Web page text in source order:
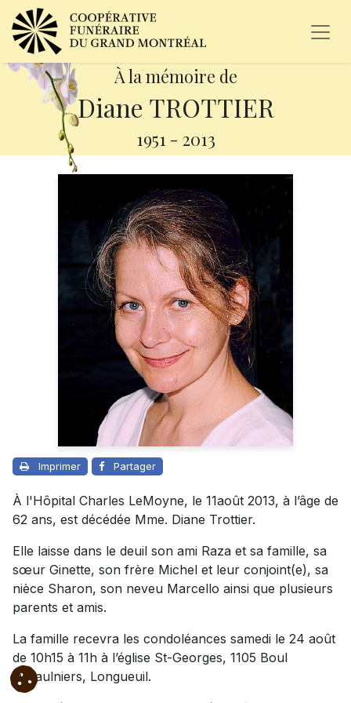
À la mémoire de
Diane TROTTIER
1951 - 2013
Imprimer Partager
À l'Hôpital Charles LeMoyne, le 11août 2013, à l’âge de
62 ans, est décédée Mme. Diane Trottier.
Elle laisse dans le deuil son ami Raza et sa famille, sa
sœur Ginette, son frère Michel et leur conjoint(e), sa
nièce Sharon, son neveu Marcello ainsi que plusieurs
parents et amis.
La famille recevra les condoléances samedi le 24 août
de 10h15 à 11h à l’église St-Georges, 1105 Boul
Desaulniers, Longueuil.